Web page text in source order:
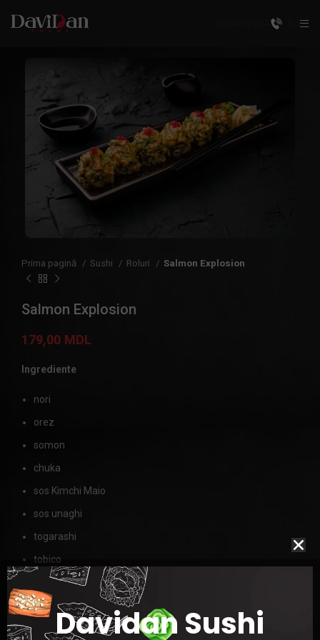
Prima pagină Sushi Roluri Salmon Explosion
Salmon Explosion
179,00 MDL
Ingrediente
nori
orez
somon
chuka
sos Kimchi Maio
sos unaghi
togarashi
tobico
MASA
Davidan Sushi